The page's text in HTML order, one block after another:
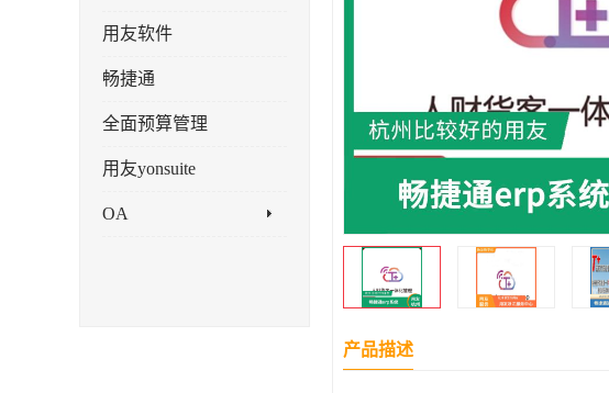
用友软件
畅捷通
全面预算管理
用友yonsuite
OA
产品描述